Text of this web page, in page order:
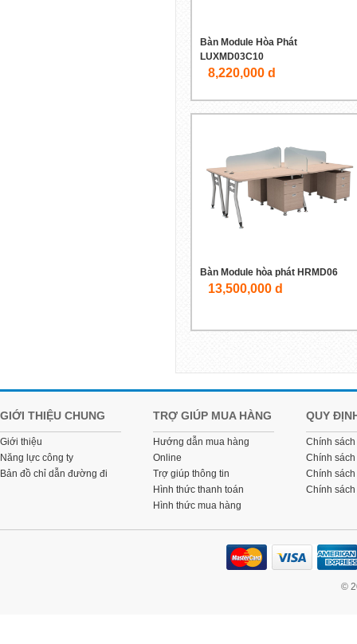
Bàn Module Hòa Phát
LUXMD03C10
8,220,000 d
Bàn Module hòa phát HRMD06
13,500,000 d
GIỚI THIỆU CHUNG
Giới thiệu
Năng lực công ty
Bản đồ chỉ dẫn đường đi
TRỢ GIÚP MUA HÀNG
Hướng dẫn mua hàng
Online
Trợ giúp thông tin
Hình thức thanh toán
Hình thức mua hàng
QUY
Chính
Chính
Chính
Chính
©